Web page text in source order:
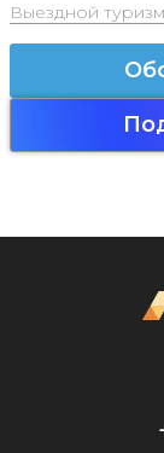
Выездной туризм